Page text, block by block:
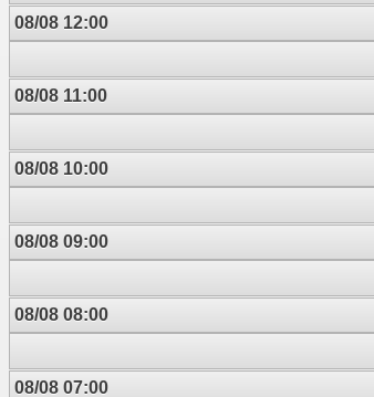
08/08 12:00
08/08 11:00
08/08 10:00
08/08 09:00
08/08 08:00
08/08 07:00